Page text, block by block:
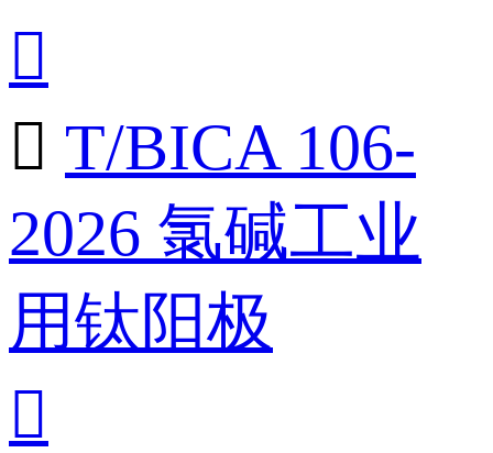

 T/BICA 106-
2026 氯碱工业
用钛阳极
